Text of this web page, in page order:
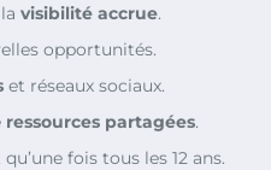
visibilité accrue.
opportunités.
et réseaux sociaux.
ressources partagées.
fois tous les 12 ans.